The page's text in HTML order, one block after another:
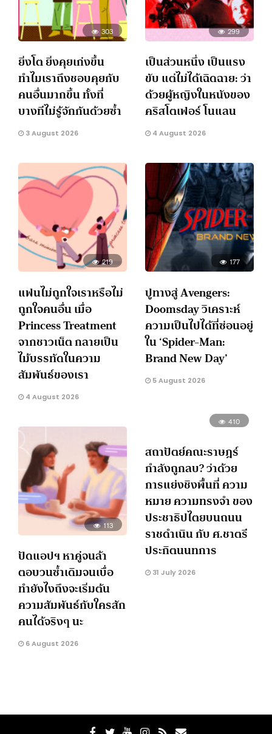
303
ยิ่งโต ยิ่งคุยเก่งขึ้น
ทำไมเราถึงชอบคุยกับ
คนอื่นมากขึ้น ทั้งที่
บางทีไม่รู้จักกันด้วยซ้ำ
3 August 2026
299
เป็นส่วนหนึ่ง เป็นแรง
ขับ แต่ไม่ได้เฉิดฉาย: ว่า
ด้วยผู้หญิงในหนังของ
คริสโตเฟอร์ โนแลน
4 August 2026
219
แฟนไม่ถูกใจเราหรือไม่
ถูกใจคนอื่น เมื่อ
Princess Treatment
จากชาวเน็ต กลายเป็น
ไม้บรรทัดในความ
สัมพันธ์ของเรา
4 August 2026
177
ปูทางสู่ Avengers:
Doomsday วิเคราะห์
ความเป็นไปได้ที่ซ่อนอยู่
ใน ‘Spider-Man:
Brand New Day’
5 August 2026
113
ปัดแอปฯ หาคู่จนล้า
ตอบวนซ้ำเดิมจนเบื่อ
ทำยังไงถึงจะเริ่มต้น
ความสัมพันธ์กับใครสัก
คนได้จริงๆ นะ
6 August 2026
410
สถาปัตย์คณะราษฎร์
กำลังถูกลบ? ว่าด้วย
การแย่งชิงพื้นที่ ความ
หมาย ความทรงจำ ของ
ประชาธิปไตยบนถนน
ราชดำเนิน กับ ศ.ชาตรี
ประกิตนนทการ
31 July 2026